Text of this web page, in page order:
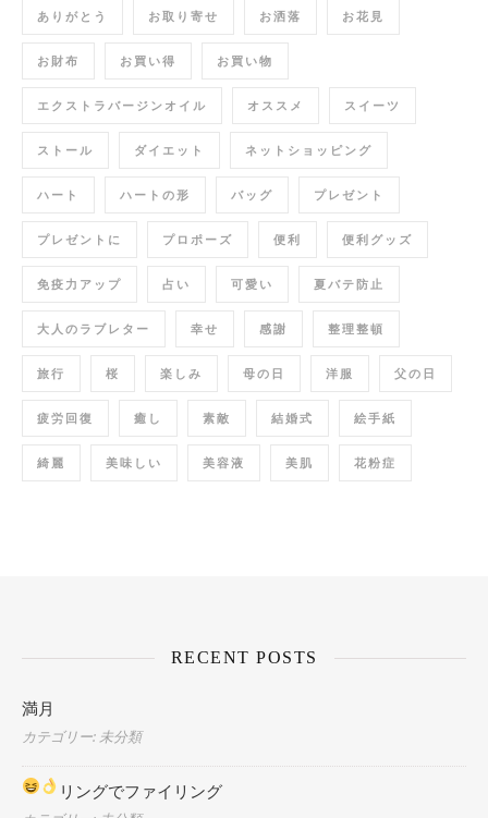
ありがとう お取り寄せ お洒落 お花見
お財布 お買い得 お買い物
エクストラバージンオイル オススメ スイーツ
ストール ダイエット ネットショッピング
ハート ハートの形 バッグ プレゼント
プレゼントに プロポーズ 便利 便利グッズ
免疫力アップ 占い 可愛い 夏バテ防止
大人のラブレター 幸せ 感謝 整理整頓
旅行 桜 楽しみ 母の日 洋服 父の日
疲労回復 癒し 素敵 結婚式 絵手紙
綺麗 美味しい 美容液 美肌 花粉症
RECENT POSTS
満月
カテゴリー: 未分類
リングでファイリング